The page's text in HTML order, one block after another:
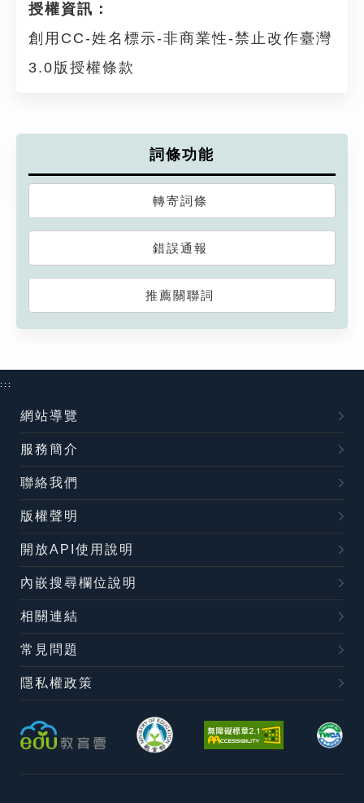
授權資訊：
創用CC-姓名標示-非商業性-禁止改作臺灣
3.0版授權條款
詞條功能
轉寄詞條
錯誤通報
推薦關聯詞
:::
網站導覽
服務簡介
聯絡我們
版權聲明
開放API使用說明
內嵌搜尋欄位說明
相關連結
常見問題
隱私權政策